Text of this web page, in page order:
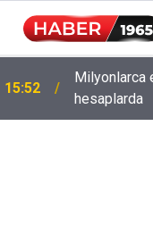
15:52
Milyonlarca
hesaplarda